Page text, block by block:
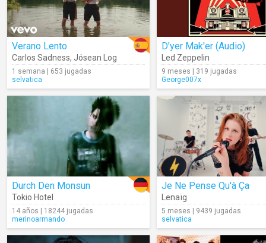
Verano Lento
Carlos Sadness, Jósean Log
1 semana | 653 jugadas
selvatica
D'yer Mak'er (Audio)
Led Zeppelin
9 meses | 319 jugadas
George007x
Durch Den Monsun
Tokio Hotel
14 años | 18244 jugadas
merinoarmando
Je Ne Pense Qu'à Ça
Lenaïg
5 meses | 9439 jugadas
selvatica